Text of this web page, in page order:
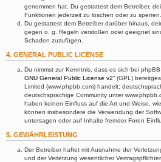
genommen hat. Du gestattest dem Betreiber,
Funktionen jederzeit zu löschen oder zu sperren.
Du gestattest dem Betreiber darüber hinaus,
gegen o. g. Regeln verstoßen oder geeignet
Schaden zuzufügen.
4. GENERAL PUBLIC LICENSE
Du nimmst zur Kenntnis, dass es sich bei phpBB
GNU General Public License v2“ (GPL)
Limited (www.phpbb.com) handelt;
deutschsprachige Community unter
haben keinen Einfluss auf die Art und Weise,
können insbesondere die Verwendung der
untersagen oder auf Inhalte fremder Foren
5. GEWÄHRLEISTUNG
Der Betreiber haftet mit Ausnahme der
und der Verletzung wesentlicher